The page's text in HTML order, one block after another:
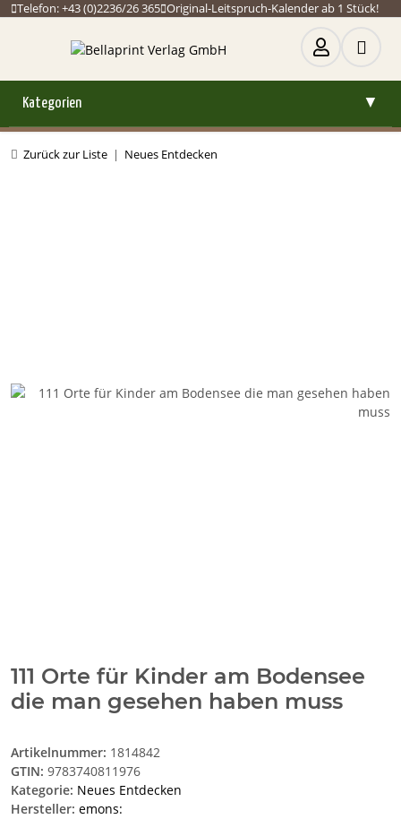
Telefon: +43 (0)2236/26 365 Original-Leitspruch-Kalender ab 1 Stück!
Kategorien ▼
Zurück zur Liste Neues Entdecken
111 Orte für Kinder am Bodensee
die man gesehen haben muss
Artikelnummer: 1814842
GTIN: 9783740811976
Kategorie: Neues Entdecken
Hersteller: emons: